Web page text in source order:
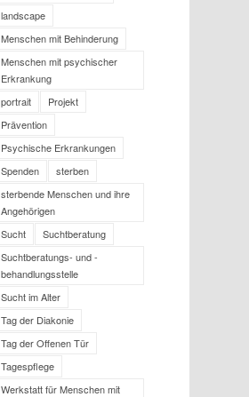
landscape
Menschen mit Behinderung
Menschen mit psychischer
Erkrankung
portrait
Projekt
Prävention
Psychische Erkrankungen
Spenden
sterben
sterbende Menschen und ihre
Angehörigen
Sucht
Suchtberatung
Suchtberatungs- und -
behandlungsstelle
Sucht im Alter
Tag der Diakonie
Tag der Offenen Tür
Tagespflege
Werkstatt für Menschen mit